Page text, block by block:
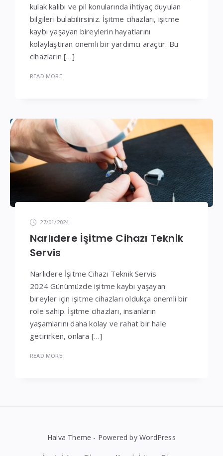
kulak kalıbı ve pil konularında ihtiyaç duyulan
bilgileri bulabilirsiniz. İşitme cihazları, işitme
kaybı yaşayan bireylerin hayatlarını
kolaylaştıran önemli bir yardımcı araçtır. Bu
cihazların […]
READ MORE
27/01/2024
Narlıdere İşitme Cihazı Teknik
Servis
Narlıdere İşitme Cihazı Teknik Servis
2024 Günümüzde işitme kaybı yaşayan
bireyler için işitme cihazları oldukça önemli bir
role sahip. İşitme cihazları, insanların
yaşamlarını daha kolay ve rahat bir hale
getirirken, onlara […]
READ MORE
Halva Theme - Powered by WordPress